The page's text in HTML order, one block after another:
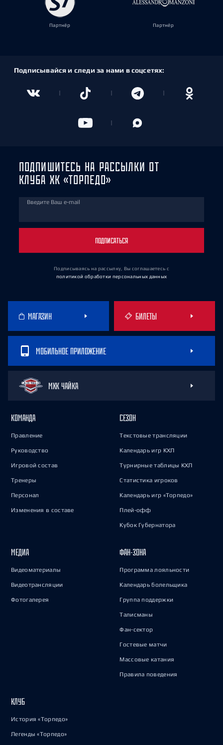
Партнёр Партнёр
Подписывайся и следи за нами в соцсетях:
ПОДПИШИТЕСЬ НА РАССЫЛКИ ОТ
КЛУБА ХК «ТОРПЕДО»
Введите Ваш e-mail
ПОДПИСАТЬСЯ
Подписываясь на рассылку, Вы соглашаетесь с
политикой обработки персональных данных
МАГАЗИН БИЛЕТЫ
МОБИЛЬНОЕ ПРИЛОЖЕНИЕ
МХК ЧАЙКА
КОМАНДА
Правление
Руководство
Игровой состав
Тренеры
Персонал
Изменения в составе
СЕЗОН
Текстовые трансляции
Календарь игр КХЛ
Турнирные таблицы КХЛ
Статистика игроков
Календарь игр «Торпедо»
Плей-офф
Кубок Губернатора
МЕДИА
Видеоматериалы
Видеотрансляции
Фотогалерея
ФАН-ЗОНА
Программа лояльности
Календарь болельщика
Группа поддержки
Талисманы
Фан-сектор
Гостевые матчи
Массовые катания
Правила поведения
КЛУБ
История «Торпедо»
Легенды «Торпедо»